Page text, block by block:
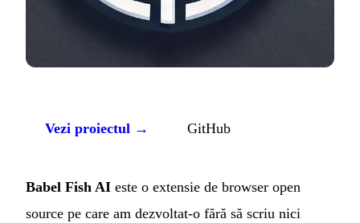
Vezi proiectul → GitHub
Babel Fish AI este o extensie de browser open
source pe care am dezvoltat-o fără să scriu nici